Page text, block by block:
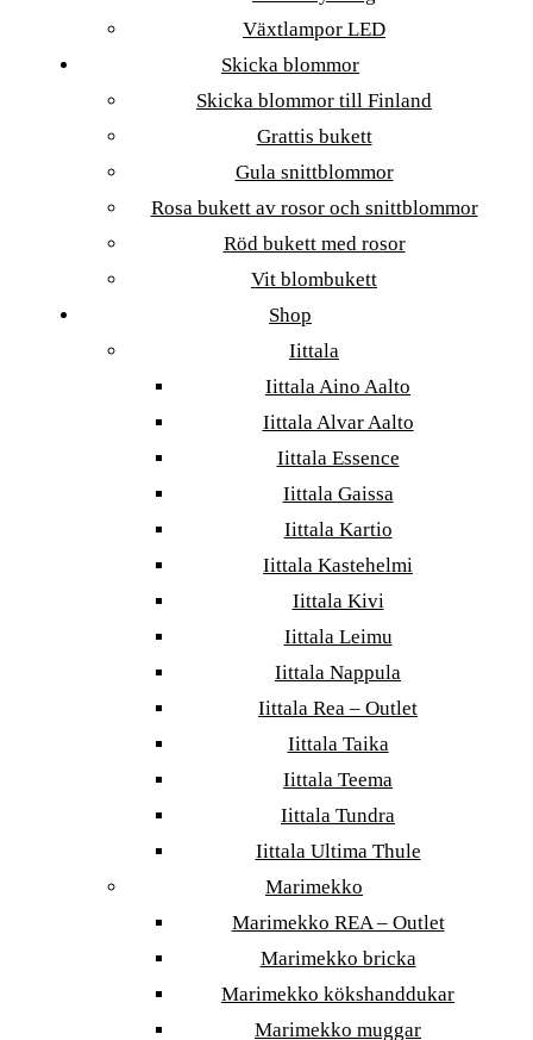
Växtlampor LED
Skicka blommor
Skicka blommor till Finland
Grattis bukett
Gula snittblommor
Rosa bukett av rosor och snittblommor
Röd bukett med rosor
Vit blombukett
Shop
Iittala
Iittala Aino Aalto
Iittala Alvar Aalto
Iittala Essence
Iittala Gaissa
Iittala Kartio
Iittala Kastehelmi
Iittala Kivi
Iittala Leimu
Iittala Nappula
Iittala Rea – Outlet
Iittala Taika
Iittala Teema
Iittala Tundra
Iittala Ultima Thule
Marimekko
Marimekko REA – Outlet
Marimekko bricka
Marimekko kökshanddukar
Marimekko muggar